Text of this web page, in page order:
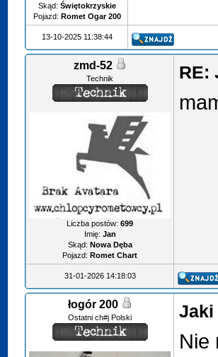
Skąd: Świętokrzyskie
Pojazd: Romet Ogar 200
13-10-2025 11:38:44
zmd-52
Technik
Liczba postów:699
Imię: Jan
Skąd: Nowa Dęba
Pojazd: Romet Chart
RE:
31-01-2026 14:18:03
łogór 200
Ostatni ch#j Polski Jaki
Nie